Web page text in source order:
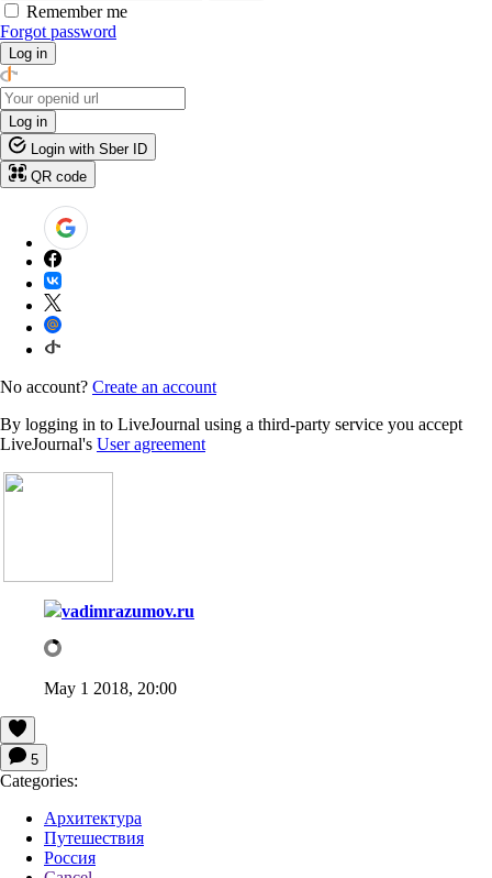
Remember me
Forgot password
Log in
Log in
Login with Sber ID
QR code
No account? Create an account
By logging in to LiveJournal using a third-party service you accept
LiveJournal's User agreement
vadimrazumov.ru
May 1 2018, 20:00
5
Categories:
Архитектура
Путешествия
Россия